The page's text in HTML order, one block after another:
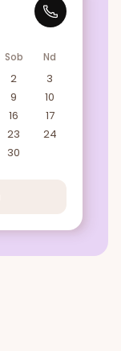
Sob Nd
2
3
9
10
16
17
23
24
30